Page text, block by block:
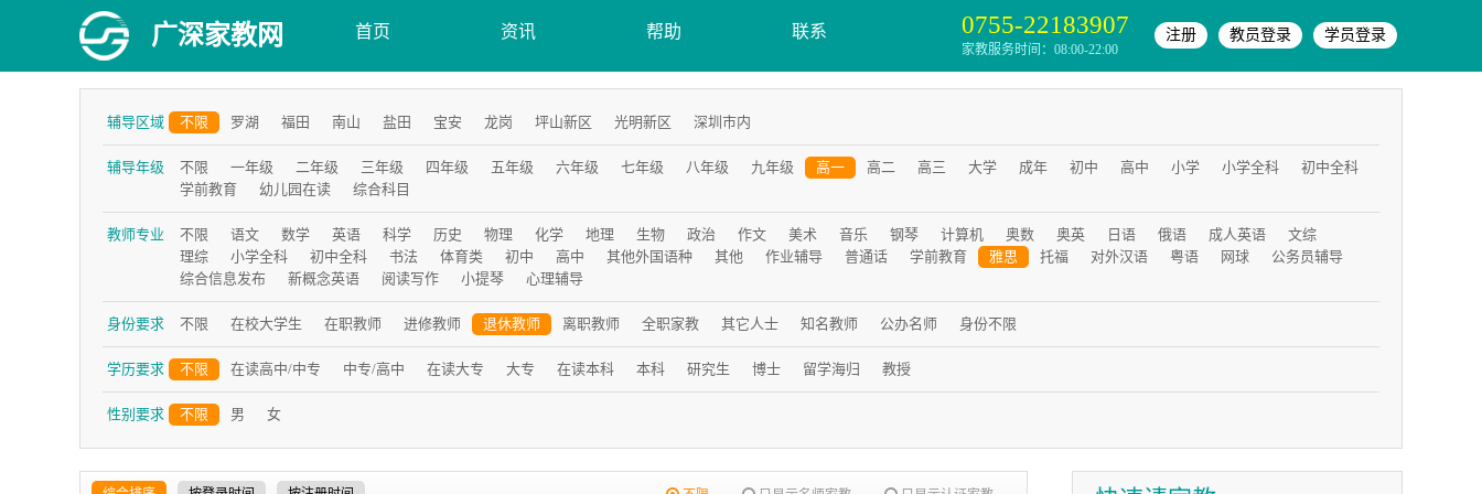
广深家教网 首页 资讯 帮助 联系 0755-22183907
家教服务时间：08:00-22:00
注册 教员登录 学员登录
辅导区域 不限 罗湖 福田 南山 盐田 宝安 龙岗 坪山新区 光明新区 深圳市内
辅导年级 不限 一年级 二年级 三年级 四年级 五年级 六年级 七年级 八年级 九年级 高一 高二 高三 大学 成年 初中 高中 小学 小学全科
初中全科
学前教育
幼儿园在读 综合科目
教师专业 不限 语文 数学 英语 科学 历史 物理 化学 地理 生物 政治 作文 美术 音乐 钢琴 计算机 奥数 奥英 日语 俄语 成人英语
文综
理综
小学全科 初中全科 书法 体育类 初中 高中 其他外国语种 其他 作业辅导 普通话 学前教育 雅思 托福 对外汉语 粤语 网球
公务员辅导
综合信息发布
新概念英语 阅读写作 小提琴 心理辅导
身份要求 不限 在校大学生 在职教师 进修教师 退休教师 离职教师 全职家教 其它人士 知名教师 公办名师 身份不限
学历要求 不限 在读高中/中专 中专/高中 在读大专 大专 在读本科 本科 研究生 博士 留学海归 教授
性别要求 不限 男 女